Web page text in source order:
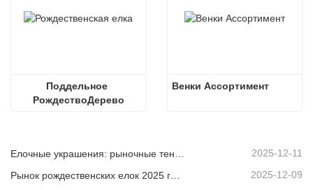
Поддельное
РождествоДерево
Венки Ассортимент
2025-12-11
2025-12-09